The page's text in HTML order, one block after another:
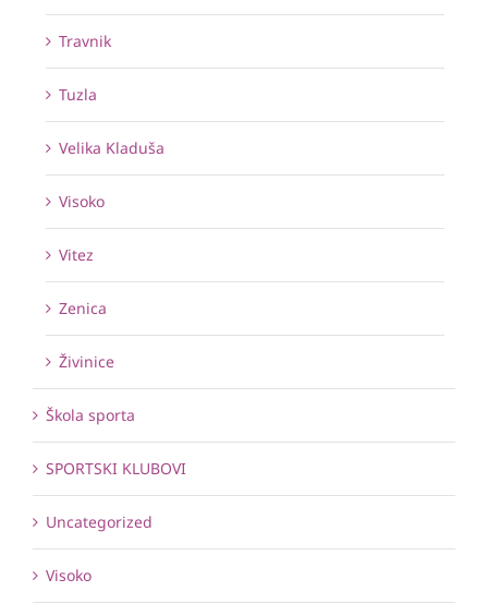
Travnik
Tuzla
Velika Kladuša
Visoko
Vitez
Zenica
Živinice
Škola sporta
SPORTSKI KLUBOVI
Uncategorized
Visoko